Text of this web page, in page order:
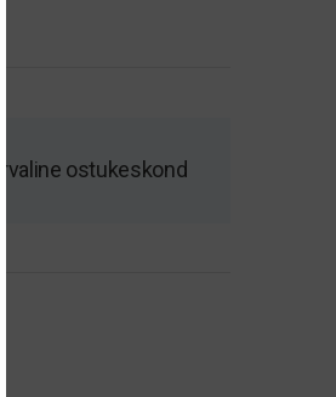
ostukeskond